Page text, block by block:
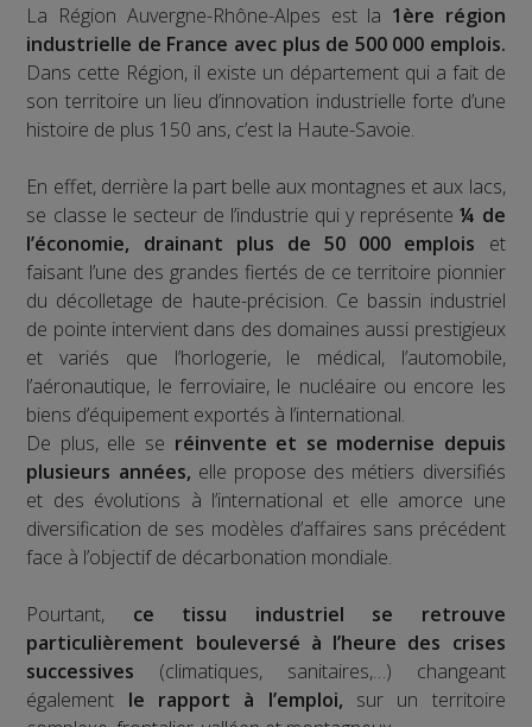
La Région Auvergne-Rhône-Alpes est la 1ère région
industrielle de France avec plus de 500 000 emplois.
Dans cette Région, il existe un département qui a fait de
son territoire un lieu d’innovation industrielle forte d’une
histoire de plus 150 ans, c’est la Haute-Savoie.
En effet, derrière la part belle aux montagnes et aux lacs,
se classe le secteur de l’industrie qui y représente¼ de
l’économie, drainant plus de 50 000 emplois et
faisant l’une des grandes fiertés de ce territoire pionnier
du décolletage de haute-précision. Ce bassin industriel
de pointe intervient dans des domaines aussi prestigieux
et variés que l’horlogerie, le médical, l’automobile,
l’aéronautique, le ferroviaire, le nucléaire ou encore les
biens d’équipement exportés à l’international.
De plus, elle se réinvente et se modernise depuis
plusieurs années, elle propose des métiers diversifiés
et des évolutions à l’international et elle amorce une
diversification de ses modèles d’affaires sans précédent
face à l’objectif de décarbonation mondiale.
Pourtant, ce tissu industriel se retrouve
particulièrement bouleversé à l’heure des crises
successives (climatiques, sanitaires,…) changeant
également le rapport à l’emploi, sur un territoire